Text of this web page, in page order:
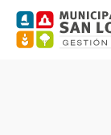
Skip